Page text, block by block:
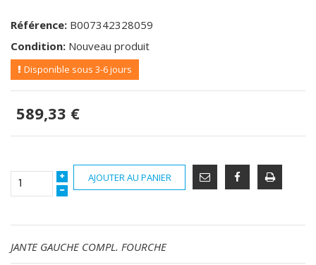
Référence: B007342328059
Condition: Nouveau produit
Disponible sous 3-6 jours
589,33 €
AJOUTER AU PANIER
JANTE GAUCHE COMPL. FOURCHE